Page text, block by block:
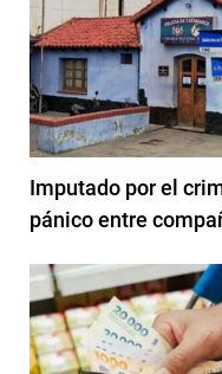
Imputado por el
pánico entre